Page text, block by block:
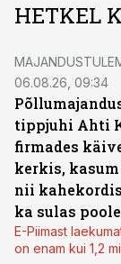
HETKEL
06.08.26, 09:34
tippjuhi Ahti
firmades
kerkis, kasum
nii
ka sulas
E-Piimast
on enam kui 1,2